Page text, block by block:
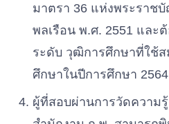
มาตรา 36 แห่งพระราช
พลเรือน พ.ศ. 2551 และต้
ระดับ วุฒิการศึกษาที่ใช้
ศึกษาในปีการศึกษา 2564
ผู้ที่สอบผ่านการวัดความ